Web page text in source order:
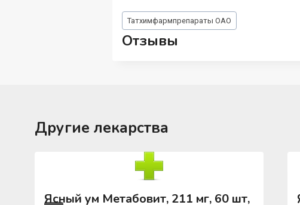
Метки
записи:
Татхимфармпрепараты ОАО
Отзывы
Другие лекарства
Ясный ум Метабовит, 211 мг, 60 шт,